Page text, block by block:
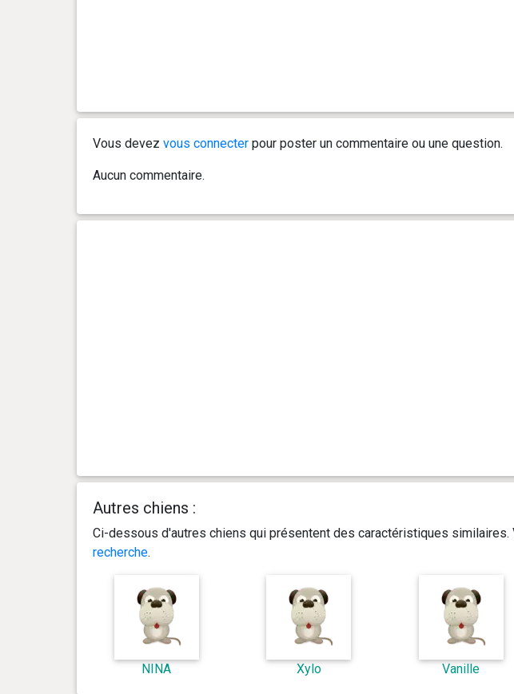
Vous devez vous connecterpour poster un commentaire ou une question.
Aucun commentaire.
Autres chiens :
Ci-dessous d'autres chiens qui présentent des caractéristiques
recherche.
NINA Xylo Vanille